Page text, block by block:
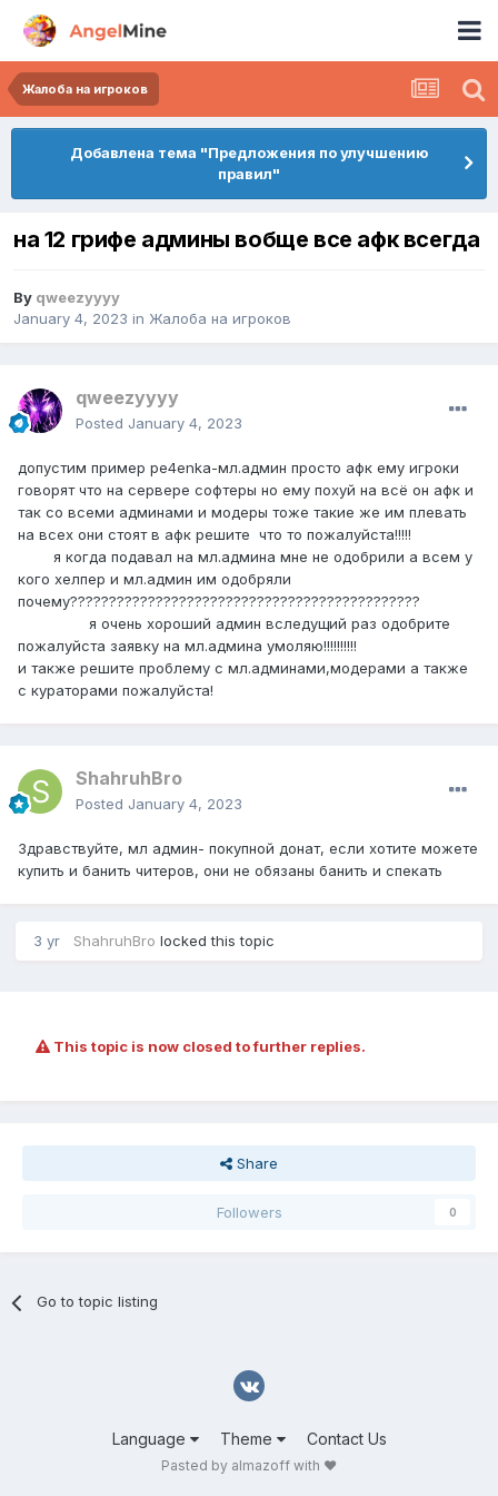
Жалоба на игроков
Добавлена тема "Предложения по улучшению
правил"
на 12 грифе админы вобще все афк всегда
By qweezyyyy
January 4, 2023 in Жалоба на игроков
qweezyyyy
Posted January 4, 2023
допустим пример pe4enka-мл.админ просто афк ему игроки
говорят что на сервере софтеры но ему похуй на всё он афк и
так со всеми админами и модеры тоже такие же им плевать
на всех они стоят в афк решите что то пожалуйста!!!!!
я когда подавал на мл.админа мне не одобрили а всем у
кого хелпер и мл.админ им одобряли
почему?????????????????????????????????????????????
я очень хороший админ вследущий раз одобрите
пожалуйста заявку на мл.админа умоляю!!!!!!!!!!
и также решите проблему с мл.админами,модерами а также
с кураторами пожалуйста!
ShahruhBro
Posted January 4, 2023
Здравствуйте, мл админ- покупной донат, если хотите можете
купить и банить читеров, они не обязаны банить и спекать
3 yr ShahruhBro locked this topic
This topic is now closed to further replies.
Share
Followers 0
Go to topic listing
Language Theme Contact Us
Pasted by almazoff with ❤